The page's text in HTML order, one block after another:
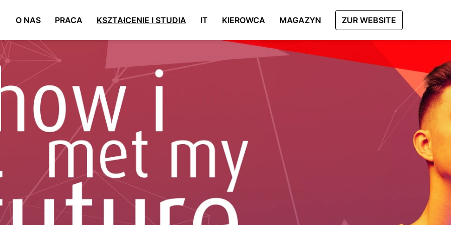
O NAS PRACA KSZTAłCENIE I STUDIA IT KIEROWCA MAGAZYN ZUR WEBSITE